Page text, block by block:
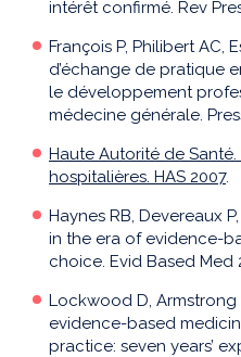
intérêt confirmé. Rev
François P, Philibert AC,
d’échange de pratique
le développement
médecine générale.
Haute Autorité de Santé.
hospitalières. HAS 2007.
Haynes RB, Devereaux
in the era of evidence-
choice. Evid Based Med
Lockwood D, Armstrong
evidence-based
practice: seven years’